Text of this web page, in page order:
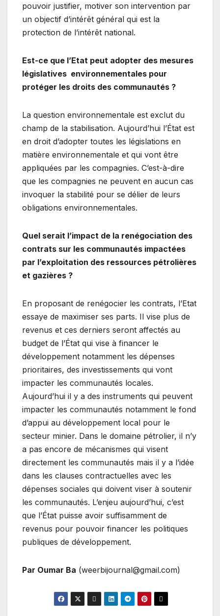
pouvoir justifier, motiver son intervention par
un objectif d’intérêt général qui est la
protection de l’intérêt national.
Est-ce que l’Etat peut adopter des mesures
législatives environnementales pour
protéger les droits des communautés ?
La question environnementale est exclut du
champ de la stabilisation. Aujourd’hui l’État est
en droit d’adopter toutes les législations en
matière environnementale et qui vont être
appliquées par les compagnies. C’est-à-dire
que les compagnies ne peuvent en aucun cas
invoquer la stabilité pour se délier de leurs
obligations environnementales.
Quel serait l’impact de la renégociation des
contrats sur les communautés impactées
par l’exploitation des ressources pétrolières
et gazières ?
En proposant de renégocier les contrats, l’Etat
essaye de maximiser ses parts. Il vise plus de
revenus et ces derniers seront affectés au
budget de l’État qui vise à financer le
développement notamment les dépenses
prioritaires, des investissements qui vont
impacter les communautés locales.
Aujourd’hui il y a des instruments qui peuvent
impacter les communautés notamment le fond
d’appui au développement local pour le
secteur minier. Dans le domaine pétrolier, il n’y
a pas encore de mécanismes qui visent
directement les communautés mais il y a l’idée
dans les clauses contractuelles avec les
dépenses sociales qui doivent viser à soutenir
les communautés. L’enjeu aujourd’hui, c’est
que l’État puisse avoir suffisamment de
revenus pour pouvoir financer les politiques
publiques de développement.
Par Oumar Ba (weerbijournal@gmail.com)